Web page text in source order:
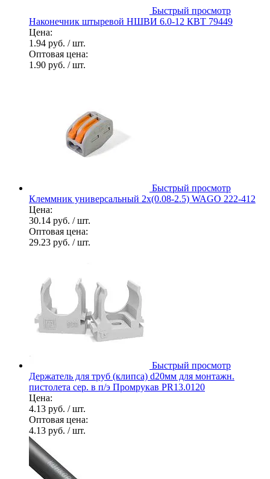
Быстрый просмотр
Наконечник штыревой НШВИ 6.0-12 КВТ 79449
Цена:
1.94 руб. / шт.
Оптовая цена:
1.90 руб. / шт.
Быстрый просмотр
Клеммник универсальный 2х(0.08-2.5) WAGO 222-412
Цена:
30.14 руб. / шт.
Оптовая цена:
29.23 руб. / шт.
Быстрый просмотр
Держатель для труб (клипса) d20мм для монтажн.
пистолета сер. в п/э Промрукав PR13.0120
Цена:
4.13 руб. / шт.
Оптовая цена:
4.13 руб. / шт.